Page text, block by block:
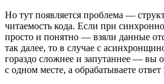
Но тут появляется проблема —
читаемость кода. Если при
просто и понятно — взяли данные
так далее, то в случае с
гораздо сложнее и запутаннее — вы
с одном месте, а обрабатываете